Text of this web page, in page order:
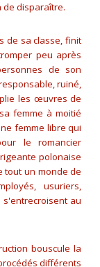
disparaître.
de sa classe, finit
peu après
de son
ruiné,
les œuvres de
femme à moitié
femme libre qui
le romancier
polonaise
tout un monde de
usuriers,
au
bouscule la
différents